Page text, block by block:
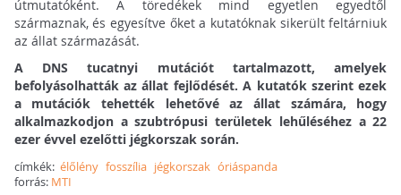
útmutatóként. A töredékek mind egyetlen egyedtől
származnak, és egyesítve őket a kutatóknak sikerült feltárniuk
az állat származását.
A DNS tucatnyi mutációt tartalmazott, amelyek
befolyásolhatták az állat fejlődését. A kutatók szerint ezek
a mutációk tehették lehetővé az állat számára, hogy
alkalmazkodjon a szubtrópusi területek lehűléséhez a 22
ezer évvel ezelőtti jégkorszak során.
címkék: élőlény fosszília jégkorszak óriáspanda
forrás: MTI